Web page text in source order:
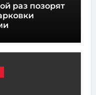
раз позорят